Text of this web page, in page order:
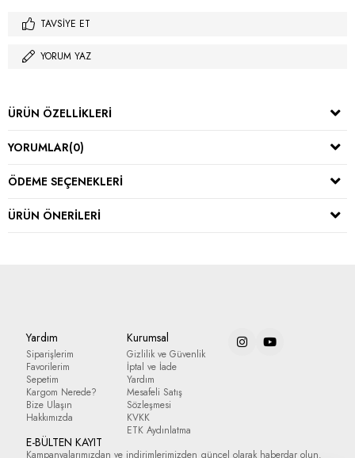
TAVSIYE ET
YORUM YAZ
ÜRÜN ÖZELLIKLERI
YORUMLAR(0)
ÖDEME SEÇENEKLERI
ÜRÜN ÖNERILERI
Yardım
Siparişlerim
Favorilerim
Sepetim
Kargom Nerede?
Bize Ulaşın
Hakkımızda
Kurumsal
Gizlilik ve Güvenlik
İptal ve İade
Yardım
Mesafeli Satış
Sözleşmesi
KVKK
ETK Aydınlatma
E-BÜLTEN KAYIT
Kampanyalarımızdan ve indirimlerimizden güncel olarak haberdar olun.